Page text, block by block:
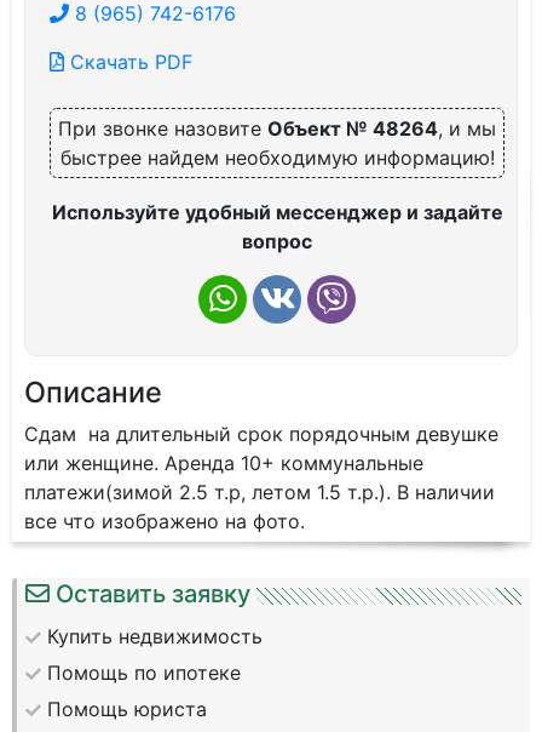
8 (965) 742-6176
Скачать PDF
При звонке назовите Объект № 48264, и мы
быстрее найдем необходимую информацию!
Используйте удобный мессенджер и задайте
вопрос
Описание
Сдам на длительный срок порядочным девушке
или женщине. Аренда 10+ коммунальные
платежи(зимой 2.5 т.р, летом 1.5 т.р.). В наличии
все что изображено на фото.
Оставить заявку
Купить недвижимость
Помощь по ипотеке
Помощь юриста